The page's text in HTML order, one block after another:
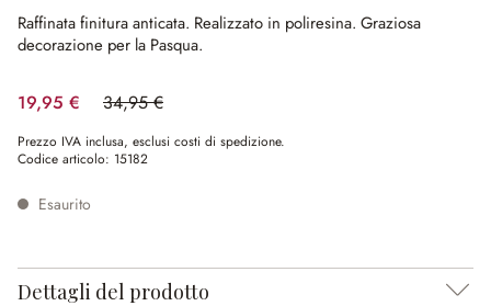
Raffinata finitura anticata. Realizzato in poliresina. Graziosa
decorazione per la Pasqua.
19,95 € 34,95 €
(risparmio 42.92%)
Prezzo IVA inclusa, esclusi costi di spedizione.
Codice articolo: 15182
Esaurito
Dettagli del prodotto